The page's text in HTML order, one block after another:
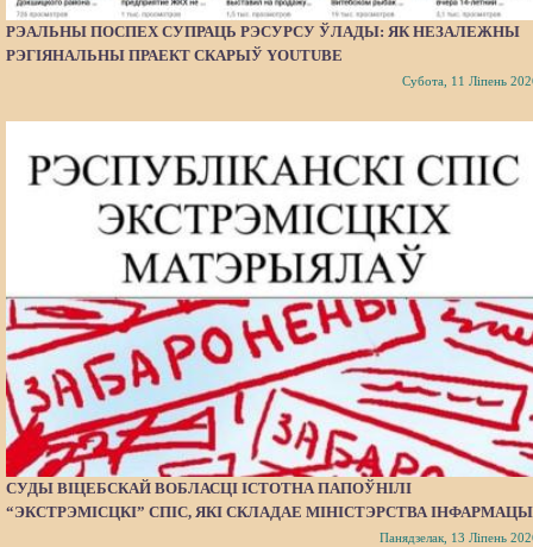
РЭАЛЬНЫ ПОСПЕХ СУПРАЦЬ РЭСУРСУ ЎЛАДЫ: ЯК НЕЗАЛЕЖНЫ
РЭГІЯНАЛЬНЫ ПРАЕКТ СКАРЫЎ YOUTUBE
Субота, 11 Ліпень
СУДЫ ВІЦЕБСКАЙ ВОБЛАСЦІ ІСТОТНА ПАПОЎНІЛІ
“ЭКСТРЭМІСЦКІ” СПІС, ЯКІ СКЛАДАЕ МІНІСТЭРСТВА
Панядзелак, 13 Ліпень